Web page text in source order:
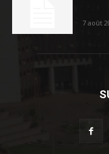
7 août